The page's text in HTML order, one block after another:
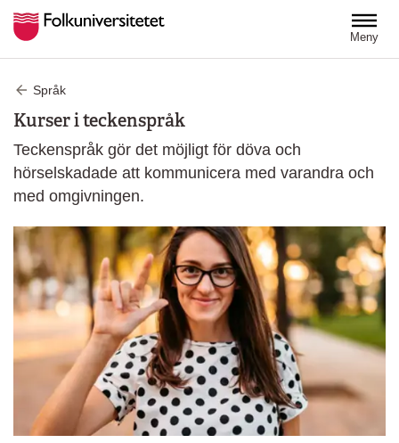
Meny
Språk
Kurser i teckenspråk
Teckenspråk gör det möjligt för döva och
hörselskadade att kommunicera med varandra och
med omgivningen.